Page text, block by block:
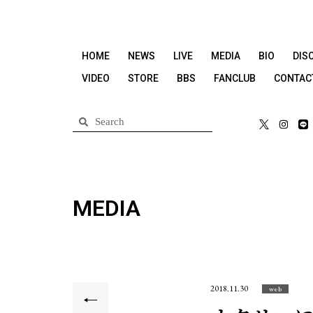
HOME NEWS LIVE MEDIA BIO
VIDEO
STORE BBS FANCLUB
MEDIA
2018.11.30 web